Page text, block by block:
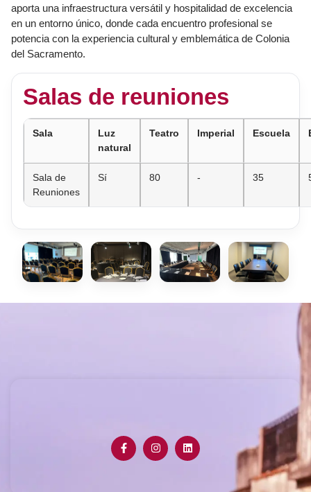
aporta una infraestructura versátil y hospitalidad de excelencia
en un entorno único, donde cada encuentro profesional se
potencia con la experiencia cultural y emblemática de Colonia
del Sacramento.
Salas de reuniones
Sala
Luz
natural
Teatro Imperial Escuela
Sala de
Reuniones
Sí 80 - 35